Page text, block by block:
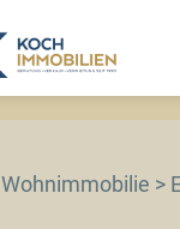
Wohnimmobilie >